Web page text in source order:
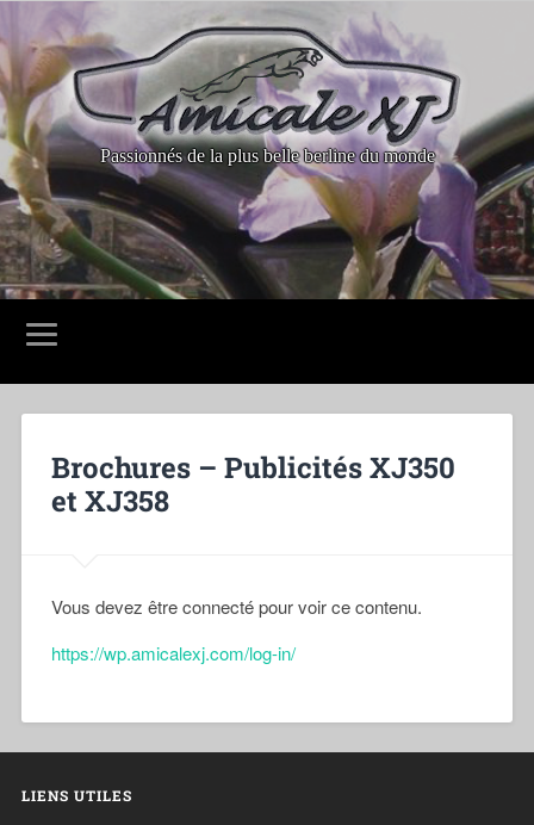
Passionnés de la plus belle berline du monde
Brochures – Publicités XJ350
et XJ358
Vous devez être connecté pour voir ce contenu.
https://wp.amicalexj.com/log-in/
LIENS UTILES